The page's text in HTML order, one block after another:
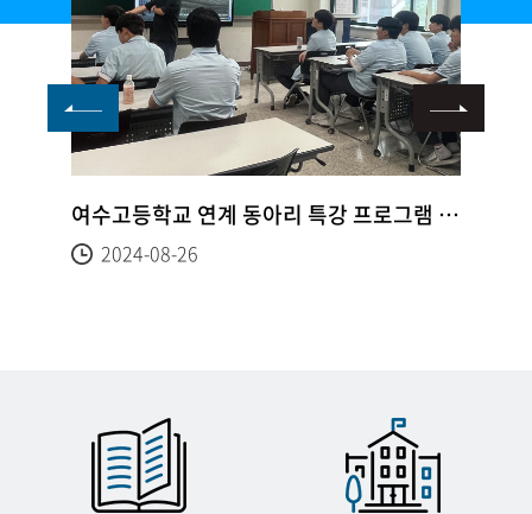
여수고등학교 연계 동아리 특강 프로그램 운영(건축디자인학과)
2024-08-26